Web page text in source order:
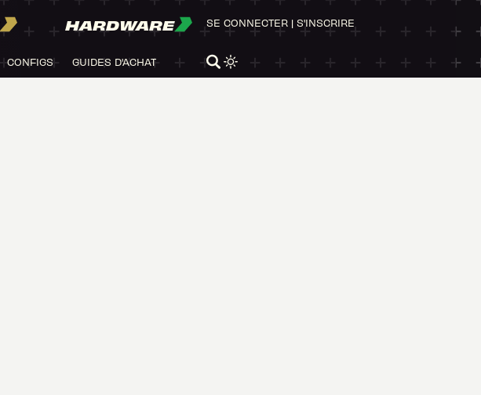
HARDWARE
CONFIGS GUIDES D'ACHAT
SE CONNECTER | S'INSCRIRE